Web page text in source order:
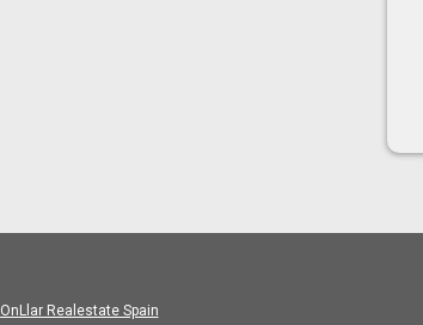
OnLlar Realestate Spain